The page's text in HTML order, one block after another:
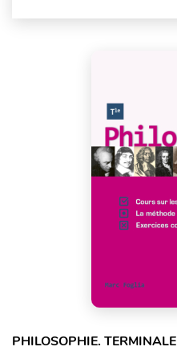
PHILOSOPHIE. TERMINALE